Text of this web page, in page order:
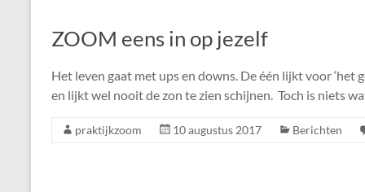
ZOOM eens in op jezelf
Het leven gaat met ups en downs. De één lijkt voor ‘het
en lijkt wel nooit de zon te zien schijnen. Toch is niets
praktijkzoom 10 augustus 2017 Berichten